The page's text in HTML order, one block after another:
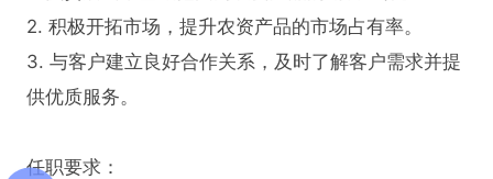
2. 积极开拓市场，提升农资产品的市场占有率。
3. 与客户建立良好合作关系，及时了解客户需求并提
供优质服务。
任职要求：